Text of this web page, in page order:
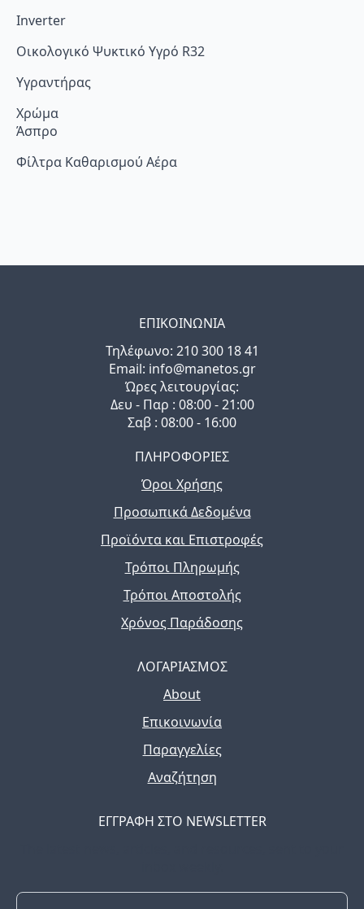
Inverter
Οικολογικό Ψυκτικό Υγρό R32
Υγραντήρας
Χρώμα
Άσπρο
Φίλτρα Καθαρισμού Αέρα
ΕΠΙΚΟΙΝΩΝΙΑ
Τηλέφωνo: 210 300 18 41
Email: info@manetos.gr
Ώρες λειτουργίας:
Δευ - Παρ : 08:00 - 21:00
Σαβ : 08:00 - 16:00
ΠΛΗΡΟΦΟΡΙΕΣ
Όροι Χρήσης
Προσωπικά Δεδομένα
Προϊόντα και Επιστροφές
Τρόποι Πληρωμής
Τρόποι Αποστολής
Χρόνος Παράδοσης
ΛΟΓΑΡΙΑΣΜΟΣ
About
Επικοινωνία
Παραγγελίες
Αναζήτηση
ΕΓΓΡΑΦΗ ΣΤΟ NEWSLETTER